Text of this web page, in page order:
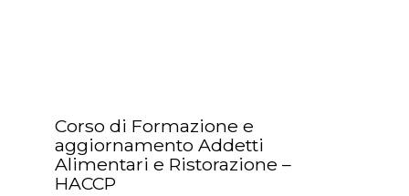
Corso di Formazione e
aggiornamento Addetti
Alimentari e Ristorazione –
HACCP